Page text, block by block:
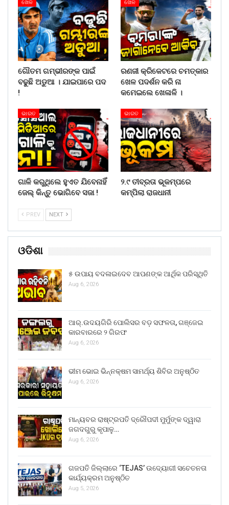
ଖେଳ
ଗୌତମ ଗମ୍ଭୀରଙ୍କ ପାଇଁ
ବଢୁଛି ଅଡୁଆ । ଯାଇପାରେ ପଦ
!
ଖେଳ
ରଣଜୀ କ୍ରିକେଟରେ ଚମତ୍କାର
ଖେଳ ପଦର୍ଶନ କରି ନା
କମେଇଲେ ଖେଳାଳି ।
ଭାରତ
ଗାଳି କରୁଥିଲେ ହୁଏତ ଯିବେନାହିଁ
ଜେଲ୍ କିନ୍ତୁ ଭୋଗିବେ ସଜା !
ଭାରତ
୨.୯ ତୀବ୍ରତା ଭୂକମ୍ପରେ
କମ୍ପିଲା ରାଜଧାନୀ
PREV NEXT
ଓଡିଶା
୫ ଉପାୟ ବଦଳାଇଦେବ ଆପଣଙ୍କ ଆର୍ଥିକ ପରିସ୍ଥିତି
Aug 6, 2026
ଆର୍.ଉଦୟଗିରି ପୋଲିସର ବଡ଼ ସଫଳତା, ଗଞ୍ଜେଇ
କାରବାରରେ ୨ ଗିରଫ
Aug 6, 2026
ଭୀମ ଭୋଇ ଭିନ୍ନକ୍ଷମ ସାମର୍ଥ୍ୟ ଶିବିର ଅନୁଷ୍ଠିତ
Aug 6, 2026
ମାନ୍ୟବର ରାଷ୍ଟ୍ରପତି ଦ୍ରୌପଦୀ ମୁର୍ମୁଙ୍କ ଦ୍ୱାରା
ଜଗଦଗୁରୁ କୃପାଳୁ…
Aug 6, 2026
ଗଜପତି ଜିଲ୍ଲାରେ ‘TEJAS’ ଉଦ୍ୟୋଗୀ ସଚେତନତା
କାର୍ଯ୍ୟକ୍ରମ ଅନୁଷ୍ଠିତ
Aug 5, 2026